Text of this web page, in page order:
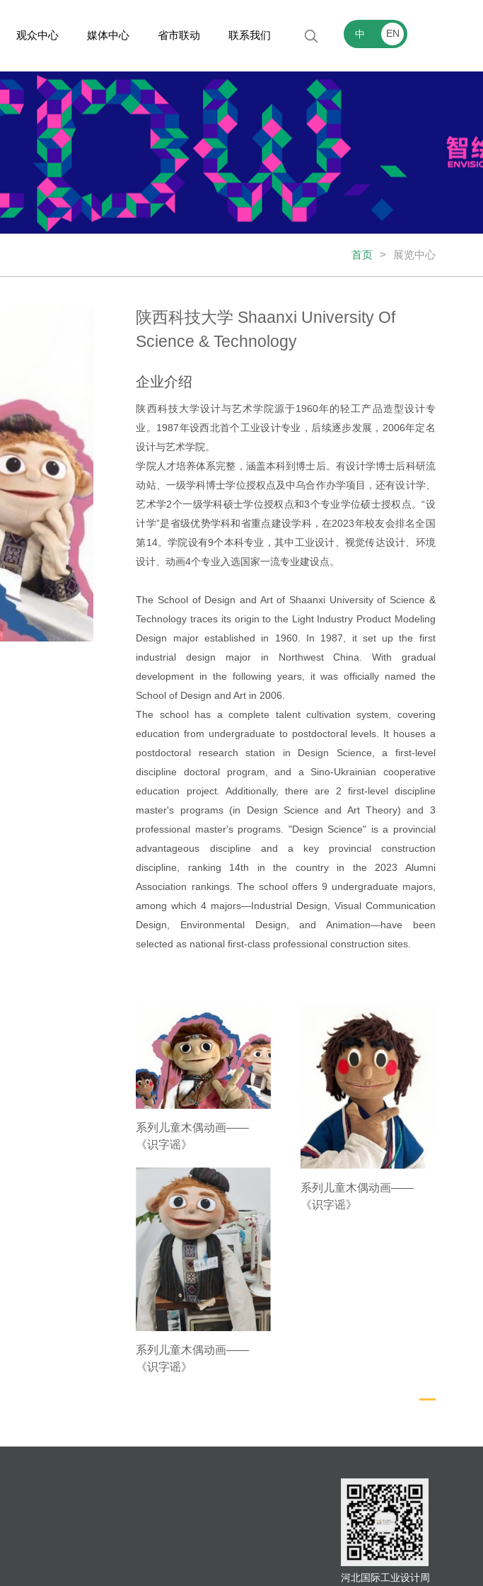
观众中心 媒体中心 省市联动 联系我们 中 EN
首页 > 展览中心
陕西科技大学 Shaanxi University Of
Science & Technology
企业介绍
陕西科技大学设计与艺术学院源于1960年的轻工产品造型设计专
业。1987年设西北首个工业设计专业，后续逐步发展，2006年定名
设计与艺术学院。
学院人才培养体系完整，涵盖本科到博士后。有设计学博士后科研流
动站、一级学科博士学位授权点及中乌合作办学项目，还有设计学、
艺术学2个一级学科硕士学位授权点和3个专业学位硕士授权点。“设
计学”是省级优势学科和省重点建设学科，在2023年校友会排名全国
第14。学院设有9个本科专业，其中工业设计、视觉传达设计、环境
设计、动画4个专业入选国家一流专业建设点。
The School of Design and Art of Shaanxi University of Science &
Technology traces its origin to the Light Industry Product Modeling
Design major established in 1960. In 1987, it set up the first
industrial design major in Northwest China. With gradual
development in the following years, it was officially named the
School of Design and Art in 2006.
The school has a complete talent cultivation system, covering
education from undergraduate to postdoctoral levels. It houses a
postdoctoral research station in Design Science, a first-level
discipline doctoral program, and a Sino-Ukrainian cooperative
education project. Additionally, there are 2 first-level discipline
master's programs (in Design Science and Art Theory) and 3
professional master's programs. "Design Science" is a provincial
advantageous discipline and a key provincial construction
discipline, ranking 14th in the country in the 2023 Alumni
Association rankings. The school offers 9 undergraduate majors,
among which 4 majors—Industrial Design, Visual Communication
Design, Environmental Design, and Animation—have been
selected as national first-class professional construction sites.
系列儿童木偶动画——
《识字谣》
系列儿童木偶动画——
《识字谣》
系列儿童木偶动画——
《识字谣》
河北国际工业设计周